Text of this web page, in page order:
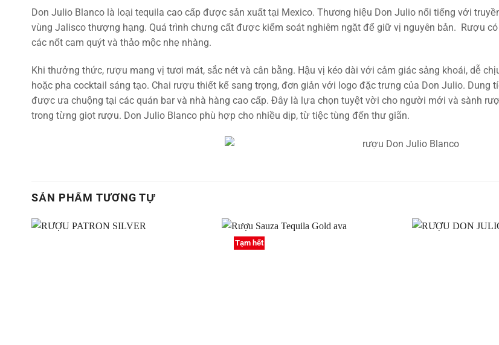
Don Julio Blanco là loại tequila cao cấp được sản xuất tại Mexico. Thương hiệu Don Julio nổi tiếng với
vùng Jalisco thượng hạng. Quá trình chưng cất được kiểm soát nghiêm ngặt để giữ vị nguyên bản. Rượu
các nốt cam quýt và thảo mộc nhẹ nhàng.
Khi thưởng thức, rượu mang vị tươi mát, sắc nét và cân bằng. Hậu vị kéo dài với cảm giác sảng khoái, dễ
hoặc pha cocktail sáng tạo. Chai rượu thiết kế sang trọng, đơn giản với logo đặc trưng của Don Julio. Dung
được ưa chuộng tại các quán bar và nhà hàng cao cấp. Đây là lựa chọn tuyệt vời cho người mới và sành
trong từng giọt rượu. Don Julio Blanco phù hợp cho nhiều dịp, từ tiệc tùng đến thư giãn.
SẢN PHẨM TƯƠNG TỰ
Tạm hết